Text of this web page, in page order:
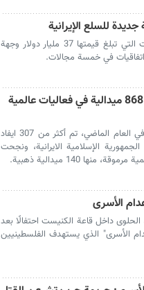
بعد انقطاع دام 12 عاما، قد تصبح سوق الكويت التي تبلغ قيمتها 37 مليار دولار وجهة
اتفاقيات في خمسة مجالات.
وزير الرياضة: الرياضيات الايرانية حصدن 868 ميدالية في فعاليات عالمية
صرح وزير الرياضة والشباب، احمد دنيامالي انه في العام الماضي، تم أكثر من 307 ايفاد
الإسلامية الايرانية، ونجحت
الأسرى
الحلوى داخل قاعة الكنيست احتفالًا بعد
الأسرى" الذي يستهدف الفلسطينيين